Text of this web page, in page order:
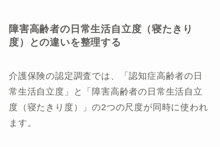
障害高齢者の日常生活自立度（寝たきり
度）との違いを整理する
介護保険の認定調査では、「認知症高齢者の日
常生活自立度」と「障害高齢者の日常生活自立
度（寝たきり度）」の2つの尺度が同時に使われ
ます。